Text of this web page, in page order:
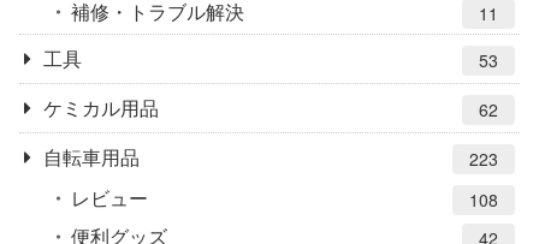
補修・トラブル解決 11
工具 53
ケミカル用品 62
自転車用品 223
レビュー 108
便利グッズ 42